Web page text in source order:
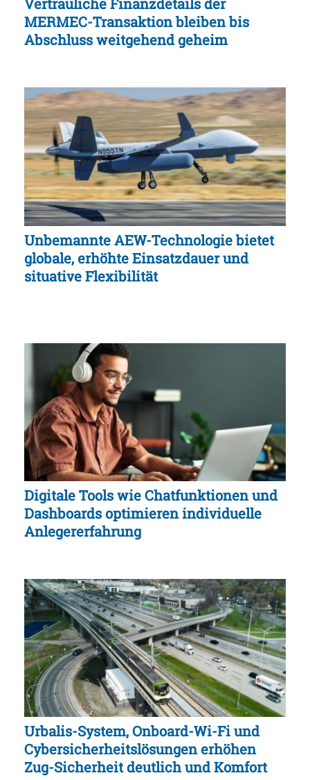
Vertrauliche Finanzdetails der
MERMEC-Transaktion bleiben bis
Abschluss weitgehend geheim
Unbemannte AEW-Technologie bietet
globale, erhöhte Einsatzdauer und
situative Flexibilität
Digitale Tools wie Chatfunktionen und
Dashboards optimieren individuelle
Anlegererfahrung
Urbalis-System, Onboard-Wi-Fi und
Cybersicherheitslösungen erhöhen
Zug-Sicherheit deutlich und Komfort